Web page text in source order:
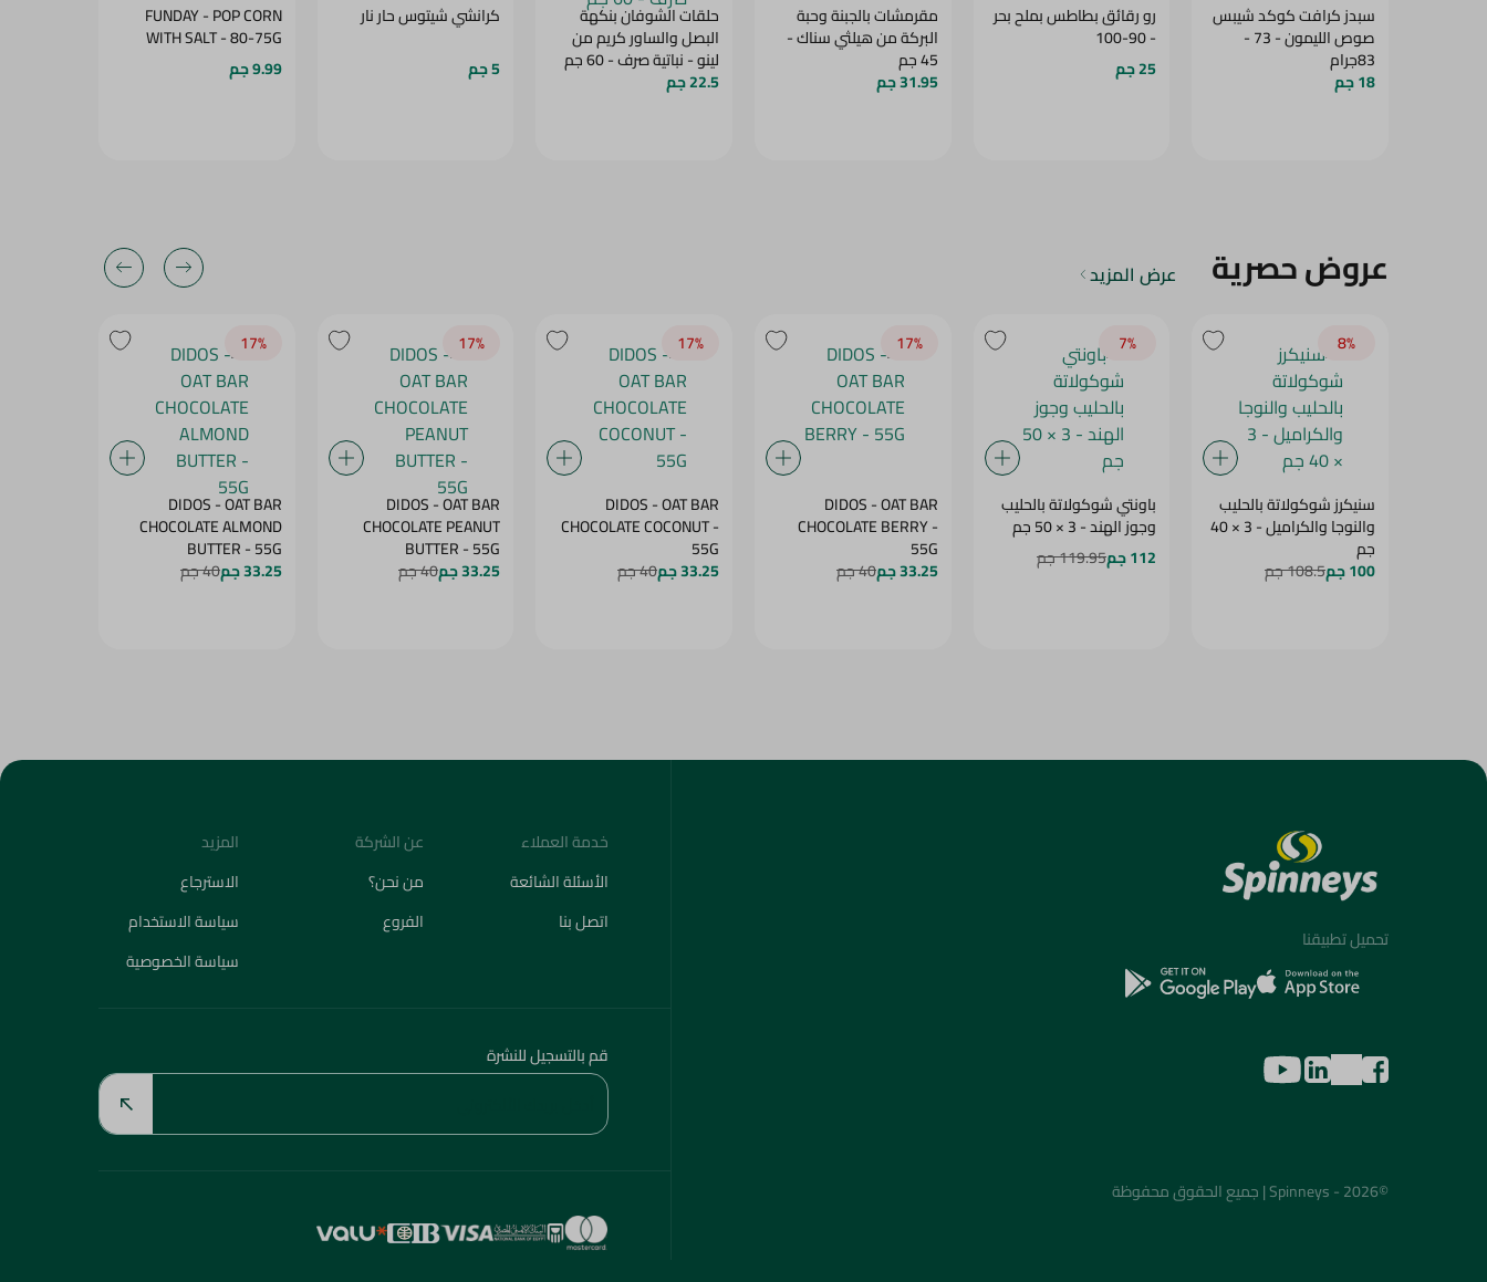
سبدز كرافت كوكد شيبس
صوص الليمون - 73 -
83جرام
18 جم
رو رقائق بطاطس بملح بحر
- 90-100
25 جم
مقرمشات بالجبنة وحبة
البركة من هيلثي سناك -
45 جم
31.95 جم
حلقات الشوفان بنكهة
البصل والساور كريم من
لينو - نباتية صرف - 60 جم
22.5 جم
كرانشي شيتوس حار نار
5 جم
FUNDAY - POP CORN
WITH SALT - 80-75G
9.99 جم
عروض حصرية عرض المزيد
8‎%‎
سنيكرز شوكولاتة بالحليب
والنوجا والكراميل - 3 × 40
جم
100 جم 108.5 جم
7‎%‎
باونتي شوكولاتة بالحليب
وجوز الهند - 3 × 50 جم
112 جم
119.95 جم
17‎%‎
DIDOS - OAT BAR
CHOCOLATE BERRY -
55G
33.25 جم 40 جم
17‎%‎
DIDOS - OAT BAR
CHOCOLATE COCONUT -
55G
33.25 جم 40 جم
17‎%‎
DIDOS - OAT BAR
CHOCOLATE PEANUT
BUTTER - 55G
33.25 جم 40 جم
17‎%‎
DIDOS - OAT BAR
CHOCOLATE ALMOND
BUTTER - 55G
33.25 جم 40 جم
تحميل تطبيقنا
©2026 - Spinneys | جميع الحقوق محفوظة
خدمة العملاء
الأسئلة الشائعة
اتصل بنا
عن الشركة
من نحن؟
الفروع
المزيد
الاسترجاع
سياسة الاستخدام
سياسة الخصوصية
قم بالتسجيل للنشرة